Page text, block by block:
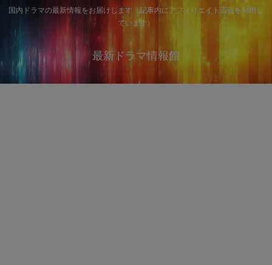
国内ドラマの最新情報をお届けします（記事内にアフィリエイト広告を利用し
ています）
最新ドラマ情報館